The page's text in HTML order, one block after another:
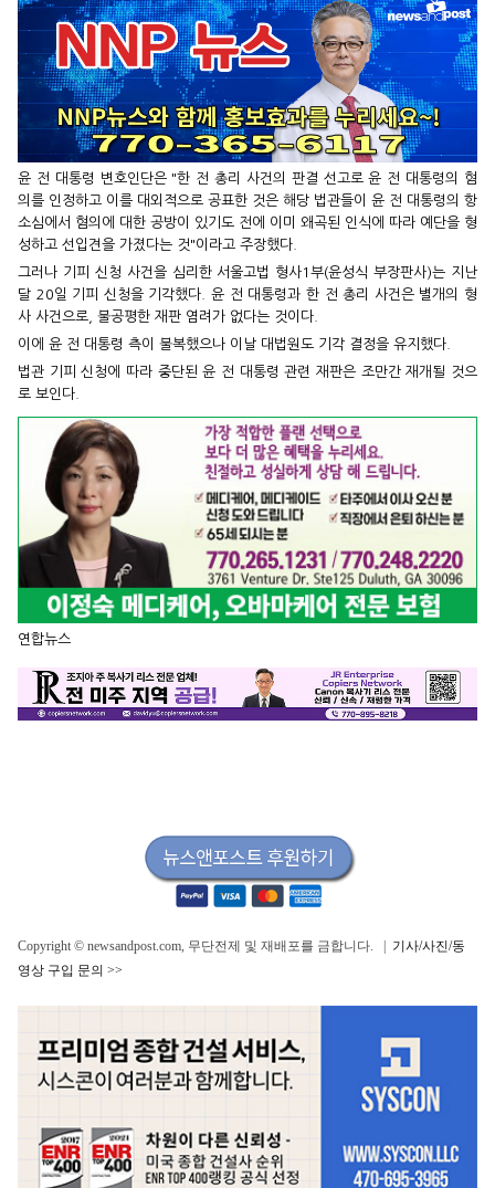
윤 전 대통령 변호인단은 "한 전 총리 사건의 판결 선고로 윤 전 대통령의 혐
의를 인정하고 이를 대외적으로 공표한 것은 해당 법관들이 윤 전 대통령의 항
소심에서 혐의에 대한 공방이 있기도 전에 이미 왜곡된 인식에 따라 예단을 형
성하고 선입견을 가졌다는 것"이라고 주장했다.
그러나 기피 신청 사건을 심리한 서울고법 형사1부(윤성식 부장판사)는 지난
달 20일 기피 신청을 기각했다. 윤 전 대통령과 한 전 총리 사건은 별개의 형
사 사건으로, 불공평한 재판 염려가 없다는 것이다.
이에 윤 전 대통령 측이 불복했으나 이날 대법원도 기각 결정을 유지했다.
법관 기피 신청에 따라 중단된 윤 전 대통령 관련 재판은 조만간 재개될 것으
로 보인다.
연합뉴스
Copyright © newsandpost.com, 무단전제 및 재배포를 금합니다. | 기사/사진/동
영상 구입 문의 >>